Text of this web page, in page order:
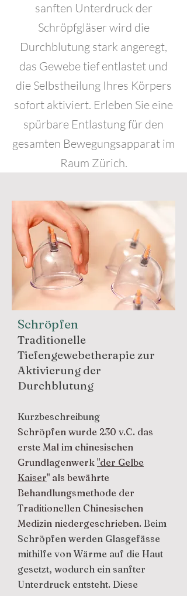
sanften Unterdruck der
Schröpfgläser wird die
Durchblutung stark angeregt,
das Gewebe tief entlastet und
die Selbstheilung Ihres Körpers
sofort aktiviert. Erleben Sie eine
spürbare Entlastung für den
gesamten Bewegungsapparat im
Raum Zürich.
Schröpfen
Traditionelle
Tiefengewebetherapie zur
Aktivierung der
Durchblutung
Kurzbeschreibung
Schröpfen wurde 230 v.C. das
erste Mal im chinesischen
Grundlagenwerk "der Gelbe
Kaiser" als bewährte
Behandlungsmethode der
Traditionellen Chinesischen
Medizin niedergeschrieben. Beim
Schröpfen werden Glasgefässe
mithilfe von Wärme auf die Haut
gesetzt, wodurch ein sanfter
Unterdruck entsteht. Diese